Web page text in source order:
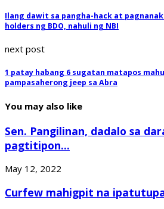
Ilang dawit sa pangha-hack at
holders ng BDO, nahuli ng NBI
next post
1 patay habang 6 sugatan matapos
pampasaherong jeep sa Abra
You may also like
Sen. Pangilinan, dadalo sa
pagtitipon...
May 12, 2022
Curfew mahigpit na